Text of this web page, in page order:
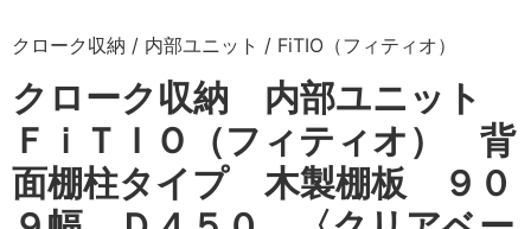
クローク収納 / 内部ユニット / FiTIO（フィティオ）
クローク収納 内部ユニット
ＦｉＴＩＯ（フィティオ） 背
面棚柱タイプ 木製棚板 ９０